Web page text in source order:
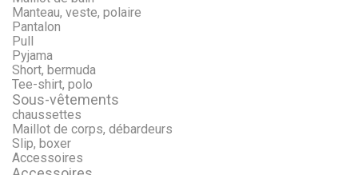
Manteau, veste, polaire
Pantalon
Pull
Pyjama
Short, bermuda
Tee-shirt, polo
Sous-vêtements
chaussettes
Maillot de corps, débardeurs
Slip, boxer
Accessoires